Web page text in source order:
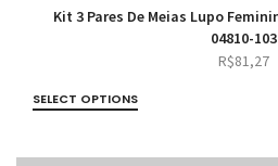
Kit 3 Pares De Meias Lupo
04810-103
R$81,27
SELECT OPTIONS